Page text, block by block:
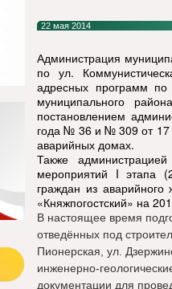
22 мая 2014
Администрация
по ул.
адресных программ
муниципального
постановлением
года № 36 и № 309 от 17
аварийных домах.
Также
мероприятий I этапа
граждан из
«Княжпогостский» на
В настоящее время
отведённых под
Пионерская, ул.
инженерно-
документации для